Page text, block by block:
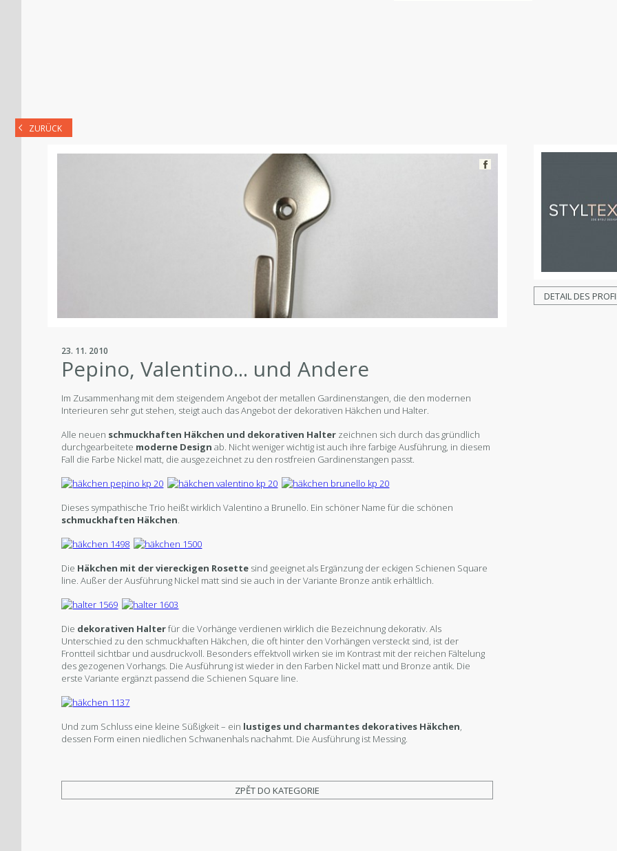
ZURÜCK
23. 11. 2010
Pepino, Valentino... und Andere
Im Zusammenhang mit dem steigendem Angebot der metallen Gardinenstangen, die den modernen
Interieuren sehr gut stehen, steigt auch das Angebot der dekorativen Häkchen und Halter.
Alle neuen schmuckhaften Häkchen und dekorativen Halter zeichnen sich durch das gründlich
durchgearbeitete moderne Design ab. Nicht weniger wichtig ist auch ihre farbige Ausführung, in diesem
Fall die Farbe Nickel matt, die ausgezeichnet zu den rostfreien Gardinenstangen passt.
Dieses sympathische Trio heißt wirklich Valentino a Brunello. Ein schöner Name für die schönen
schmuckhaften Häkchen.
Die Häkchen mit der viereckigen Rosette sind geeignet als Ergänzung der eckigen Schienen Square
line. Außer der Ausführung Nickel matt sind sie auch in der Variante Bronze antik erhältlich.
Die dekorativen Halterfür die Vorhänge verdienen wirklich die Bezeichnung dekorativ. Als
Unterschied zu den schmuckhaften Häkchen, die oft hinter den Vorhängen versteckt sind, ist der
Frontteil sichtbar und ausdruckvoll. Besonders effektvoll wirken sie im Kontrast mit der reichen Fältelung
des gezogenen Vorhangs. Die Ausführung ist wieder in den Farben Nickel matt und Bronze antik. Die
erste Variante ergänzt passend die Schienen Square line.
Und zum Schluss eine kleine Süßigkeit – ein lustiges und charmantes dekoratives Häkchen,
dessen Form einen niedlichen Schwanenhals nachahmt. Die Ausführung ist Messing.
ZPĚT DO KATEGORIE
DETAIL DES